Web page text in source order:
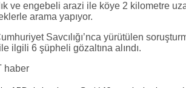
ve engebeli arazi ile köye 2 kilometre
arama yapıyor.
Savcılığı’nca yürütülen
ilgili 6 şüpheli gözaltına alındı.
haber